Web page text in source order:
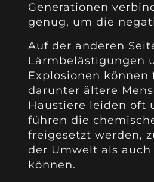
Generationen
genug, um die
Auf der anderen
Lärmbelästigungen
Explosionen
darunter ältere
Haustiere leiden oft
führen die
freigesetzt werden,
der Umwelt als
können.